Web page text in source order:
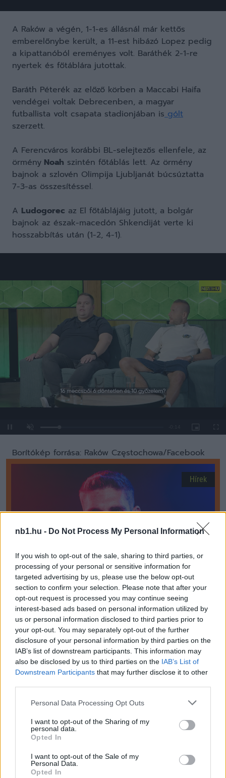
nb1.hu - Do Not Process My Personal Information
If you wish to opt-out of the sale, sharing to third parties, or
processing of your personal or sensitive information for
targeted advertising by us, please use the below opt-out
section to confirm your selection. Please note that after your
opt-out request is processed you may continue seeing
interest-based ads based on personal information utilized by
us or personal information disclosed to third parties prior to
your opt-out. You may separately opt-out of the further
disclosure of your personal information by third parties on the
IAB’s list of downstream participants. This information may
also be disclosed by us to third parties on the IAB’s List of
Downstream Participants that may further disclose it to other
Please note that this website/app uses one or more Google
not limited to your visit or usage behaviour. You may click to
grant or deny consent to Google and its third-party tags to
use your data for below specified purposes in below Google
consent section.
Personal Data Processing Opt Outs
I want to opt-out of the Sharing of my
personal data.
Opted In
I want to opt-out of the Sale of my
Personal Data.
Opted In
A Raków a végén, 1-1-es állásnál már kettős
emberelőnybe került, a 11-est hibázó Lopez pedig
a kipattanóból ereményes volt. Baráthék 2-1-re
nyertek és főtáblára jutottak.
Baráth Péterék az előző körben a Maccabi Haifa
vendégei voltak Debrecenben, a magyar
futballista volt csapata stadionjában isgólt
szerzett.
A Ferencváros korábbi BL-selejtezős ellenfele, az
örmény Noah szintén főtáblás lett. Az örmény
bajnok a szlovén Olimpija Ljubljanát búcsúztatta
7-3-as összesítéssel.
A Ludogorec az El főtáblájáig jutott, a bolgár
bajnok az észak-macedón Shkendiját verte ki
hosszabbítás után (1-2, 4-1).
0%
Borítókép forrása: Raków Częstochowa/Facebook
Hírek
Lengyel klub vitte el a Fradi válogatottját – BL-
időpont is eldőlt
Tovább alakul a Ferencváros kerete, a csapat hivatalosan
bejelentette, hogy Baráth Péter távozik a klubtól. A 23 éves
középpályást a […]
Megosztás: